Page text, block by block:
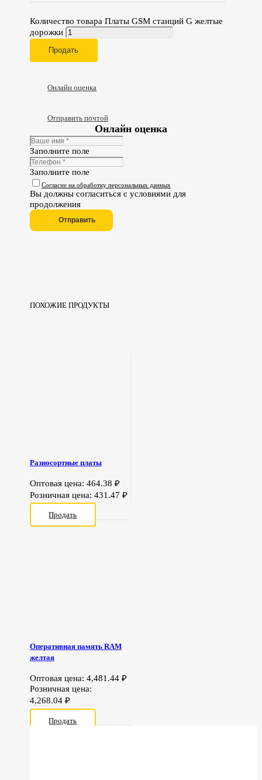
Количество товара Платы GSM станций G желтые
дорожки
Продать
Онлайн оценка
Отправить почтой
Онлайн оценка
Заполните поле
Заполните поле
Согласие на обработку персональных данных
Вы должны согласиться с условиями для
продолжения
Отправить
ПОХОЖИЕ ПРОДУКТЫ
Разносортные платы
Оптовая цена: 464.38 ₽
Розничная цена: 431.47 ₽
Продать
Оперативная память RAM
желтая
Оптовая цена: 4,481.44 ₽
Розничная цена:
4,268.04 ₽
Продать